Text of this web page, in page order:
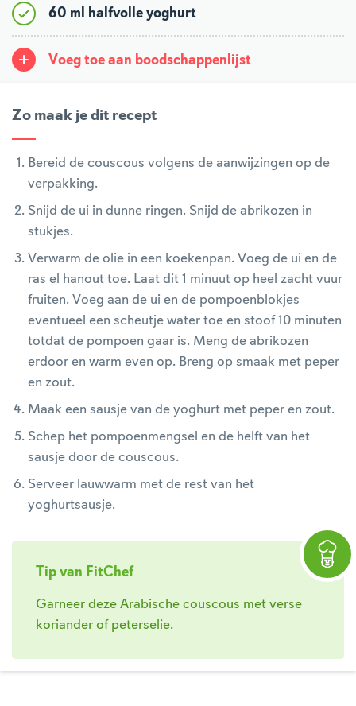
60 ml halfvolle yoghurt
Voeg toe aan boodschappenlijst
Zo maak je dit recept
Bereid de couscous volgens de aanwijzingen op de
verpakking.
Snijd de ui in dunne ringen. Snijd de abrikozen in
stukjes.
Verwarm de olie in een koekenpan. Voeg de ui en de
ras el hanout toe. Laat dit 1 minuut op heel zacht vuur
fruiten. Voeg aan de ui en de pompoenblokjes
eventueel een scheutje water toe en stoof 10 minuten
totdat de pompoen gaar is. Meng de abrikozen
erdoor en warm even op. Breng op smaak met peper
en zout.
Maak een sausje van de yoghurt met peper en zout.
Schep het pompoenmengsel en de helft van het
sausje door de couscous.
Serveer lauwwarm met de rest van het
yoghurtsausje.
Tip van FitChef
Garneer deze Arabische couscous met verse
koriander of peterselie.